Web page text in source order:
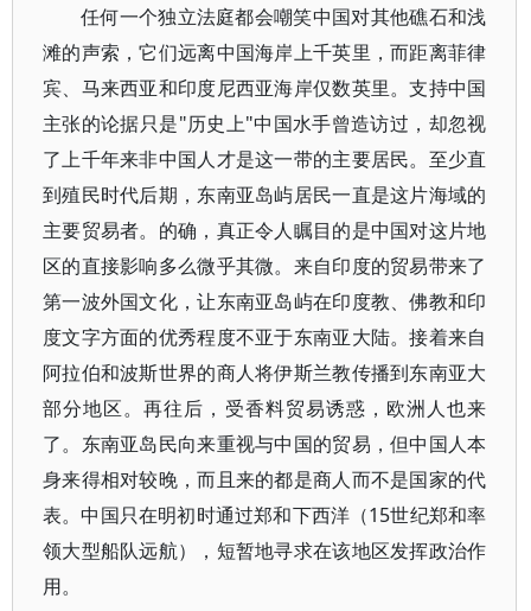
任何一个独立法庭都会嘲笑中国对其他礁石和浅
滩的声索，它们远离中国海岸上千英里，而距离菲律
宾、马来西亚和印度尼西亚海岸仅数英里。支持中国
主张的论据只是"历史上"中国水手曾造访过，却忽视
了上千年来非中国人才是这一带的主要居民。至少直
到殖民时代后期，东南亚岛屿居民一直是这片海域的
主要贸易者。的确，真正令人瞩目的是中国对这片地
区的直接影响多么微乎其微。来自印度的贸易带来了
第一波外国文化，让东南亚岛屿在印度教、佛教和印
度文字方面的优秀程度不亚于东南亚大陆。接着来自
阿拉伯和波斯世界的商人将伊斯兰教传播到东南亚大
部分地区。再往后，受香料贸易诱惑，欧洲人也来
了。东南亚岛民向来重视与中国的贸易，但中国人本
身来得相对较晚，而且来的都是商人而不是国家的代
表。中国只在明初时通过郑和下西洋（15世纪郑和率
领大型船队远航），短暂地寻求在该地区发挥政治作
用。